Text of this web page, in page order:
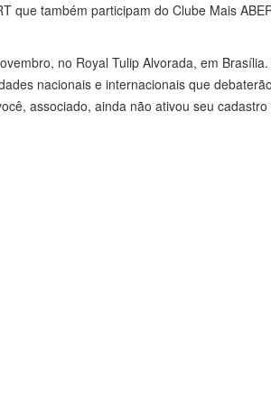
que também participam do Clube Mais
no Royal Tulip Alvorada, em
nacionais e internacionais que
associado, ainda não ativou seu